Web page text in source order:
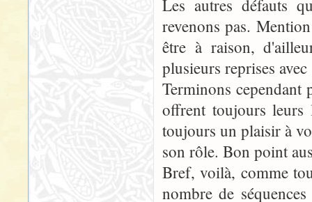
Les autres défauts
revenons pas.
être à raison,
plusieurs reprises
Terminons cependant
offrent toujours leurs
toujours un plaisir à
son rôle. Bon point
Bref, voilà, comme
nombre de